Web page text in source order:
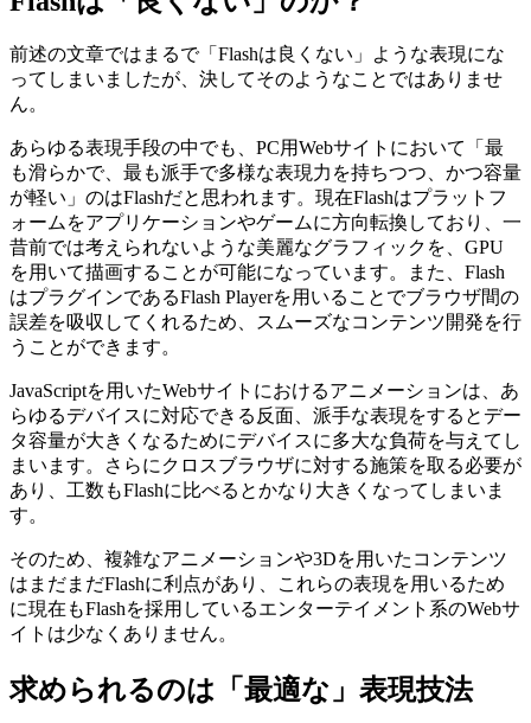
前述の文章ではまるで「Flashは良くない」ような表現にな
ってしまいましたが、決してそのようなことではありませ
ん。
あらゆる表現手段の中でも、PC用Webサイトにおいて「最
も滑らかで、最も派手で多様な表現力を持ちつつ、かつ容量
が軽い」のはFlashだと思われます。現在Flashはプラットフ
ォームをアプリケーションやゲームに方向転換しており、一
昔前では考えられないような美麗なグラフィックを、GPU
を用いて描画することが可能になっています。また、Flash
はプラグインであるFlash Playerを用いることでブラウザ間の
誤差を吸収してくれるため、スムーズなコンテンツ開発を行
うことができます。
JavaScriptを用いたWebサイトにおけるアニメーションは、あ
らゆるデバイスに対応できる反面、派手な表現をするとデー
タ容量が大きくなるためにデバイスに多大な負荷を与えてし
まいます。さらにクロスブラウザに対する施策を取る必要が
あり、工数もFlashに比べるとかなり大きくなってしまいま
す。
そのため、複雑なアニメーションや3Dを用いたコンテンツ
はまだまだFlashに利点があり、これらの表現を用いるため
に現在もFlashを採用しているエンターテイメント系のWebサ
イトは少なくありません。
求められるのは「最適な」表現技法